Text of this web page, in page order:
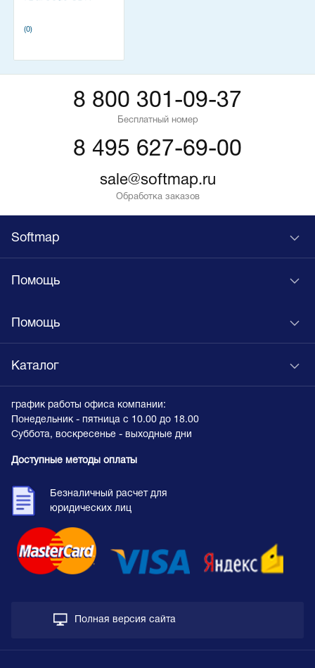
(0)
8 800 301-09-37
Бесплатный номер
8 495 627-69-00
sale@softmap.ru
Обработка заказов
Softmap
Помощь
Помощь
Каталог
график работы офиса компании:
Понедельник - пятница с 10.00 до 18.00
Суббота, воскресенье - выходные дни
Доступные методы оплаты
Безналичный расчет для
юридических лиц
Полная версия сайта